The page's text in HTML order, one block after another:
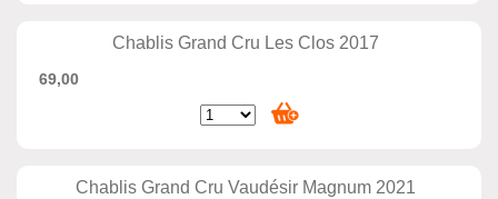
Chablis Grand Cru Les Clos 2017
69,00
Chablis Grand Cru Vaudésir Magnum 2021